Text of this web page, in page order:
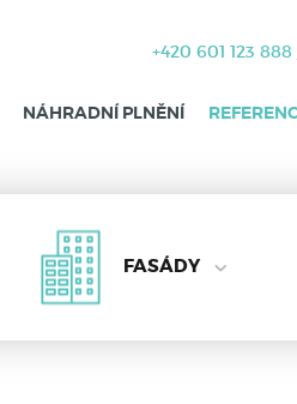
+420 601 123 888
NÁHRADNÍ PLNĚNÍ
FASÁDY